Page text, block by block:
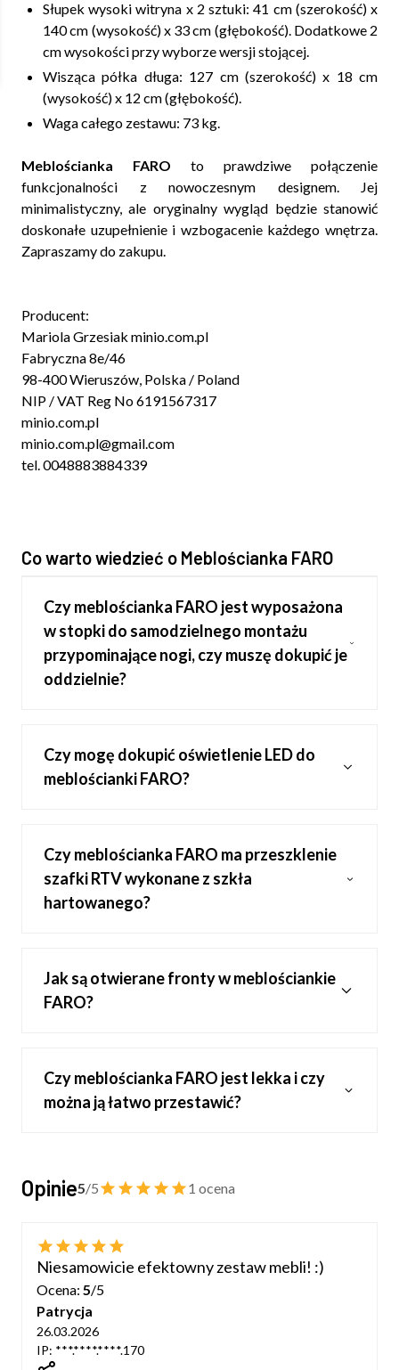
Słupek wysoki witryna x 2 sztuki: 41 cm (szerokość) x
140 cm (wysokość) x 33 cm (głębokość). Dodatkowe 2
cm wysokości przy wyborze wersji stojącej.
Wisząca półka długa: 127 cm (szerokość) x 18 cm
(wysokość) x 12 cm (głębokość).
Waga całego zestawu: 73 kg.
Meblościanka FARO to prawdziwe połączenie
funkcjonalności z nowoczesnym designem. Jej
minimalistyczny, ale oryginalny wygląd będzie stanowić
doskonałe uzupełnienie i wzbogacenie każdego wnętrza.
Zapraszamy do zakupu.
Producent:
Mariola Grzesiak minio.com.pl
Fabryczna 8e/46
98-400 Wieruszów, Polska / Poland
NIP / VAT Reg No 6191567317
minio.com.pl
minio.com.pl@gmail.com
tel. 0048883884339
Co warto wiedzieć o Meblościanka FARO
Czy meblościanka FARO jest wyposażona
w stopki do samodzielnego montażu
przypominające nogi, czy muszę dokupić je
oddzielnie?
Czy mogę dokupić oświetlenie LED do
meblościanki FARO?
Czy meblościanka FARO ma przeszklenie
szafki RTV wykonane z szkła
hartowanego?
Jak są otwierane fronty w meblościankie
FARO?
Czy meblościanka FARO jest lekka i czy
można ją łatwo przestawić?
Opinie5/5 1 ocena
Niesamowicie efektowny zestaw mebli! :)
Ocena: 5/5
Patrycja
26.03.2026
IP: ***.****.****.170